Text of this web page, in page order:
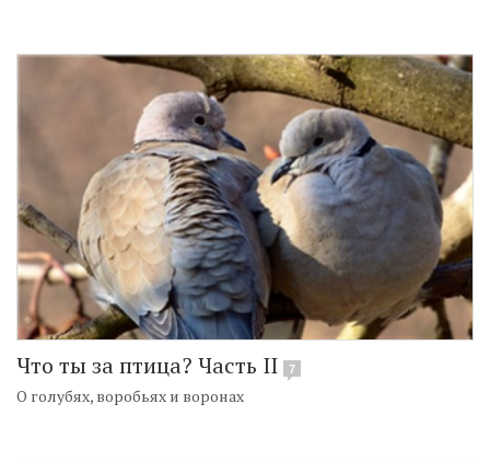
Что ты за птица? Часть II 7
О голубях, воробьях и воронах